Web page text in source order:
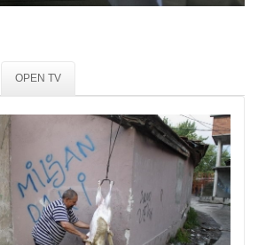
OPEN TV